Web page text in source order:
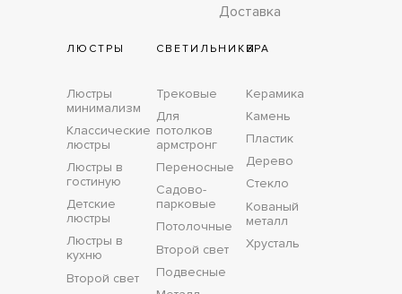
Доставка
ЛЮСТРЫ
Люстры
минимализм
Классические
люстры
Люстры в
гостиную
Детские
люстры
Люстры в
кухню
Второй свет
СВЕТИЛЬНИКИ
Трековые
Для
потолков
армстронг
Переносные
Садово-
парковые
Потолочные
Второй свет
Подвесные
БРА
Керамика
Камень
Пластик
Дерево
Стекло
Кованый
металл
Хрусталь